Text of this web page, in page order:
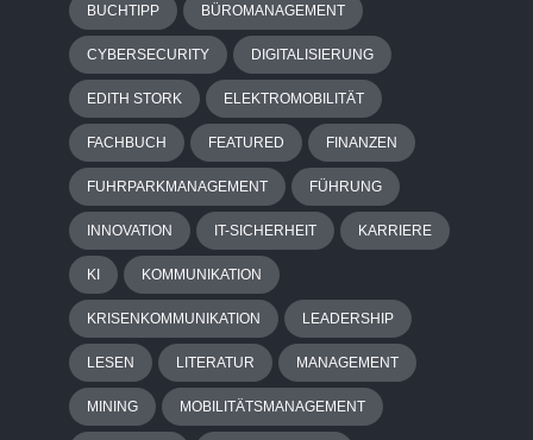
BUCHTIPP BÜROMANAGEMENT
CYBERSECURITY DIGITALISIERUNG
EDITH STORK ELEKTROMOBILITÄT
FACHBUCH FEATURED FINANZEN
FUHRPARKMANAGEMENT FÜHRUNG
INNOVATION IT-SICHERHEIT KARRIERE
KI KOMMUNIKATION
KRISENKOMMUNIKATION LEADERSHIP
LESEN LITERATUR MANAGEMENT
MINING MOBILITÄTSMANAGEMENT